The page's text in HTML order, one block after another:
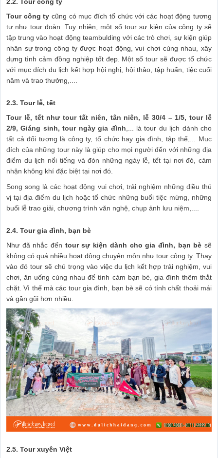
Tour công tycũng có mục đích tổ chức với các hoạt động tương
tư như tour đoàn. Tuy nhiên, một số tour sự kiện của công ty sẽ
tập trung vào hoạt động teambulding với các trò chơi, sự kiện giúp
nhân sự trong công ty được hoạt động, vui chơi cùng nhau, xây
dựng tình cảm đồng nghiệp tốt đẹp. Một số tour sẽ được tổ chức
với mục đích du lịch kết hợp hội nghị, hội thảo, tập huấn, tiệc cuối
năm và trao thưởng,....
2.3. Tour lễ, tết
Tour lễ, tết như tour tất niên, tân niên, lễ 30/4 – 1/5, tour lễ
2/9, Giáng sinh, tour ngày gia đình ,... là tour du lịch dành cho
tất cả đối tượng là công ty, tổ chức hay gia đình, tập thể,... Mục
đích của những tour này là giúp cho mọi người đến với những địa
điểm du lịch nổi tiếng và đón những ngày lễ, tết tại nơi đó, cảm
nhận không khí đặc biệt tại nơi đó.
Song song là các hoạt động vui chơi, trải nghiệm những điều thú
vị tại địa điểm du lịch hoặc tổ chức những buổi tiệc mừng, những
buổi lễ trao giải, chương trình văn nghệ, chụp ảnh lưu niệm,....
2.4. Tour gia đình, bạn bè
Như đã nhắc đến tour sự kiện dành cho gia đình, bạn bè sẽ
không có quá nhiều hoạt động chuyên môn như tour công ty. Thay
vào đó tour sẽ chú trọng vào việc du lịch kết hợp trải nghiệm, vui
chơi, ăn uống cùng nhau để tình cảm bạn bè, gia đình thêm thắt
chặt. Vì thế mà các tour gia đình, bạn bè sẽ có tính chất thoải mái
và gần gũi hơn nhiều.
2.5. Tour xuyên Việt